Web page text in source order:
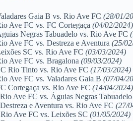
Gaia B vs. Rio Ave FC (28/01/
Ave FC vs. FC Cortegaça (04/02/2024)
Negras Tabuadelo vs. Rio Ave FC
Ave FC vs. Destreza e Aventura (25/
SC vs. Rio Ave FC (03/03/2024)
Ave FC vs. Bragalona (09/03/2024)
Rio Tinto vs. Rio Ave FC (17/03/2024)
Ave FC vs. Valadares Gaia B (07/04/
Cortegaça vs. Rio Ave FC (14/04/2024)
Ave FC vs. Águias Negras Tabuadelo
Destreza e Aventura vs. Rio Ave FC (27/
Rio Ave FC vs. Leixões SC (01/05/2024)